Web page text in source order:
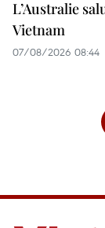
L’Australie
Vietnam
07/08/2026 08:44